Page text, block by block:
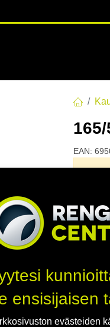
EAN:
Jaa
ensisijaisen
evästeiden